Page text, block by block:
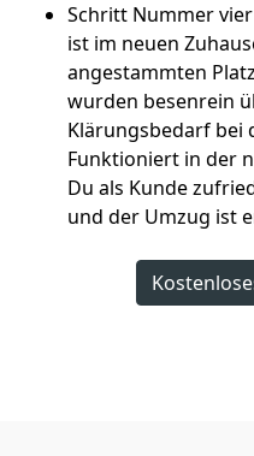
Schritt Nummer
ist im neuen
angestammten
wurden besenrein
Klärungsbedarf bei
Funktioniert in der
Du als Kunde
und der Umzug ist